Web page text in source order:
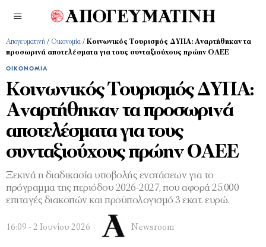
Απογευματινή / Οικονομία / Κοινωνικός Τουρισμός ΔΥΠΑ: Αναρτήθηκαν τα
προσωρινά αποτελέσματα για τους συνταξιούχους πρώην ΟΑΕΕ
ΟΙΚΟΝΟΜΊΑ
Κοινωνικός Τουρισμός ΔΥΠΑ:
Αναρτήθηκαν τα προσωρινά
αποτελέσματα για τους
συνταξιούχους πρώην ΟΑΕΕ
Ξεκινά η διαδικασία υποβολής ενστάσεων για το
πρόγραμμα της περιόδου 2026-2027, που αφορά 25.000
επιταγές διακοπών και προϋπολογισμό 3 εκατ. ευρώ.
16:09 - 2 Ιουνίου 2026 Newsroom